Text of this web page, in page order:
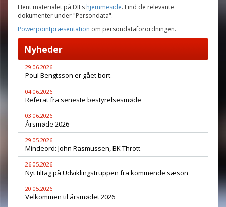
Hent materialet på DIFs hjemmeside. Find de relevante
dokumenter under "Persondata".
Powerpointpræsentation om persondataforordningen.
Nyheder
29.06.2026
Poul Bengtsson er gået bort
04.06.2026
Referat fra seneste bestyrelsesmøde
03.06.2026
Årsmøde 2026
29.05.2026
Mindeord: John Rasmussen, BK Thrott
26.05.2026
Nyt tiltag på Udviklingstruppen fra kommende sæson
20.05.2026
Velkommen til årsmødet 2026